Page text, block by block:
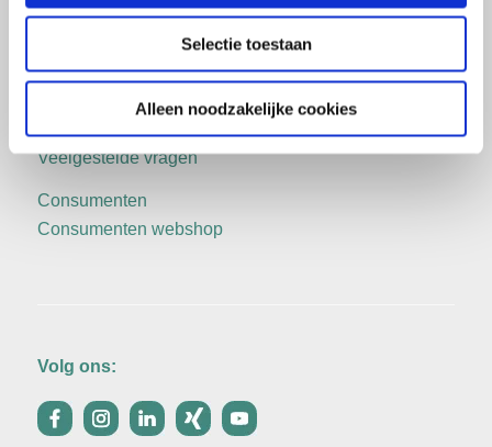
Selectie toestaan
Alleen noodzakelijke cookies
Contact
Prijslijst aanvragen
Zakelijk bestellen
Veelgestelde vragen
Consumenten
Consumenten webshop
Volg ons: